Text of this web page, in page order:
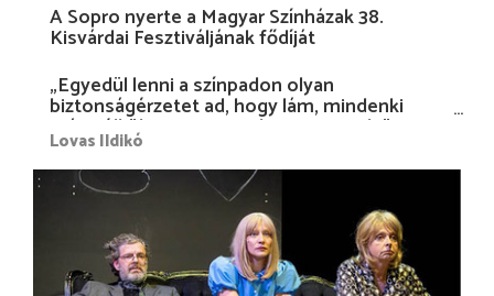
A Sopro nyerte a Magyar Színházak 38.
Kisvárdai Fesztiváljának fődíját
„Egyedül lenni a színpadon olyan
biztonságérzetet ad, hogy lám, mindenki
más nélkül is megvagyok magammal…”
Lovas Ildikó